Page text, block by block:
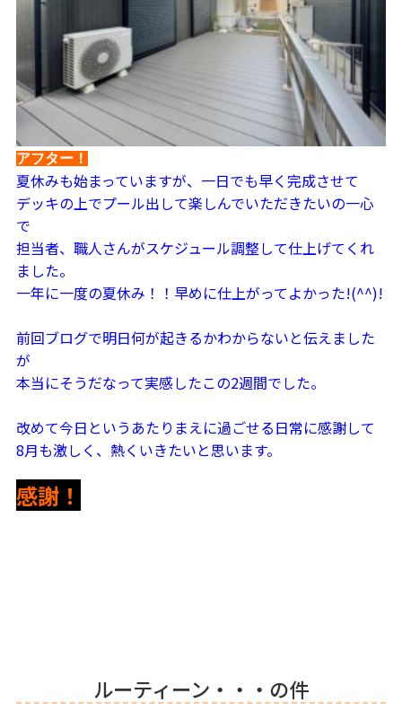
アフター！
夏休みも始まっていますが、一日でも早く完成させて
デッキの上でプール出して楽しんでいただきたいの一心
で
担当者、職人さんがスケジュール調整して仕上げてくれ
ました。
一年に一度の夏休み！！早めに仕上がってよかった!(^^)!
前回ブログで明日何が起きるかわからないと伝えました
が
本当にそうだなって実感したこの2週間でした。
改めて今日というあたりまえに過ごせる日常に感謝して
8月も激しく、熱くいきたいと思います。
感謝！
ルーティーン・・・の件